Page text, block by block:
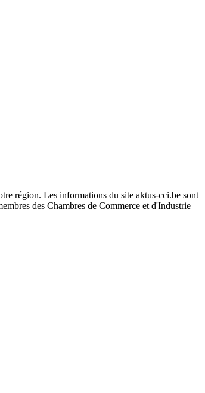
région. Les informations du site aktus-cci.be sont
des Chambres de Commerce et d'Industrie